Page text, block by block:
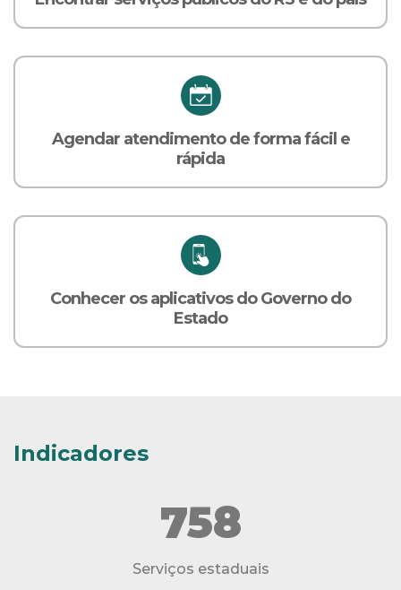
Agendar atendimento de forma fácil e
rápida
Conhecer os aplicativos do Governo do
Estado
Indicadores
758
Serviços estaduais